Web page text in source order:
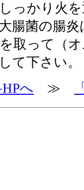
っかり火
腸菌の腸
取って（
て下さい。
へ ≫